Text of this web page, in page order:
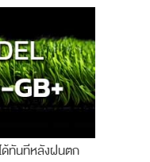
ด้ทันทีหลังฝนตก